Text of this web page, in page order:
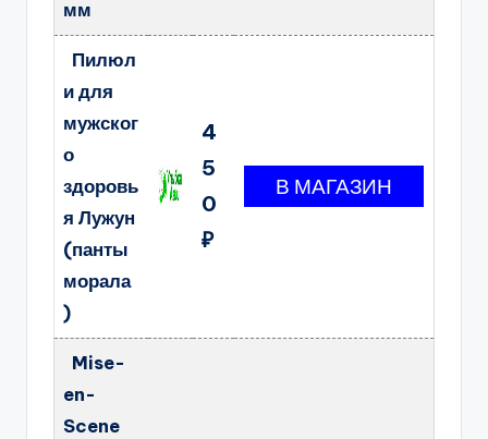
мм
Пилюл
и для
мужског
о
здоровь
я Лужун
(панты
морала
)
4
5
0
₽
Mise-
en-
Scene